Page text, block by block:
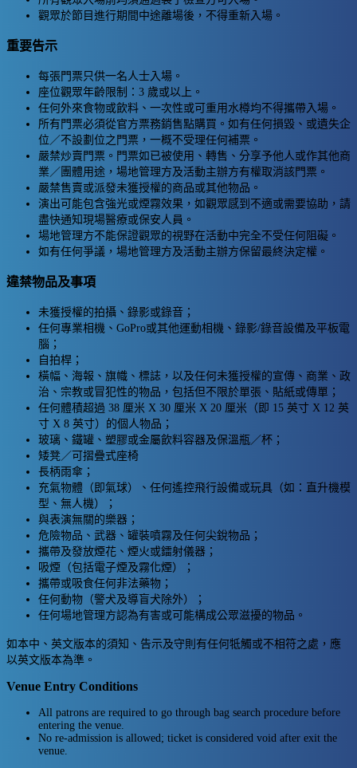
觀眾於節目進行期間中途離場後，不得重新入場。
重要告示
每張門票只供一名人士入場。
座位觀眾年齡限制：3 歲或以上。
任何外來食物或飲料、一次性或可重用水樽均不得攜帶入場。
所有門票必須從官方票務銷售點購買。如有任何損毀、或遺失企
位／不設劃位之門票，一概不受理任何補票。
嚴禁炒賣門票。門票如已被使用、轉售、分享予他人或作其他商
業／團體用途，場地管理方及活動主辦方有權取消該門票。
嚴禁售賣或派發未獲授權的商品或其他物品。
演出可能包含強光或煙霧效果，如觀眾感到不適或需要協助，請
盡快通知現場醫療或保安人員。
場地管理方不能保證觀眾的視野在活動中完全不受任何阻礙。
如有任何爭議，場地管理方及活動主辦方保留最終決定權。
違禁物品及事項
未獲授權的拍攝、錄影或錄音；
任何專業相機、GoPro或其他運動相機、錄影/錄音設備及平板電
腦；
自拍桿；
橫幅、海報、旗幟、標誌，以及任何未獲授權的宣傳、商業、政
治、宗教或冒犯性的物品，包括但不限於單張、貼紙或傳單；
任何體積超過 38 厘米 X 30 厘米 X 20 厘米（即 15 英寸 X 12 英
寸 X 8 英寸）的個人物品；
玻璃、鐵罐、塑膠或金屬飲料容器及保溫瓶／杯；
矮凳／可摺疊式座椅
長柄雨傘；
充氣物體（即氣球）、任何遙控飛行設備或玩具（如：直升機模
型、無人機）；
與表演無關的樂器；
危險物品、武器、罐裝噴霧及任何尖銳物品；
攜帶及發放煙花、煙火或鐳射儀器；
吸煙（包括電子煙及霧化煙）；
攜帶或吸食任何非法藥物；
任何動物（警犬及導盲犬除外）；
任何場地管理方認為有害或可能構成公眾滋擾的物品。
如本中、英文版本的須知、告示及守則有任何牴觸或不相符之處，應
以英文版本為準。
Venue Entry Conditions
All patrons are required to go through bag search procedure before
entering the venue.
No re-admission is allowed; ticket is considered void after exit the
venue.